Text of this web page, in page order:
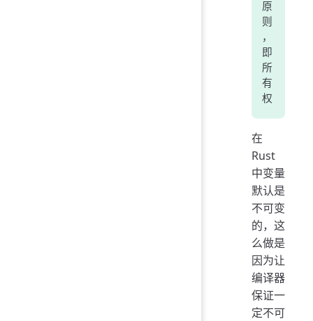
原
则
，
即
所
有
权
在
Rust
中变量
默认是
不可变
的，这
么做是
因为让
编译器
保证一
定不可